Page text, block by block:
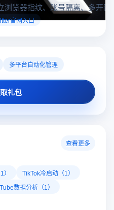
浏览器指纹、账号隔离、多开窗
录更稳定安全～
官网入口
多平台自动化管理
礼包
查看更多
TikTok冷启动（1）
数据分析（1）